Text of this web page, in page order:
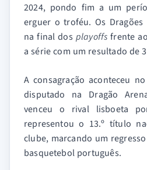
2024, pondo fim a um
erguer o troféu. Os Dragões
na final dos playoffs frente
a série com um resultado de
A consagração aconteceu
disputado na Dragão
venceu o rival lisboeta
representou o 13.º título
clube, marcando um
basquetebol português.